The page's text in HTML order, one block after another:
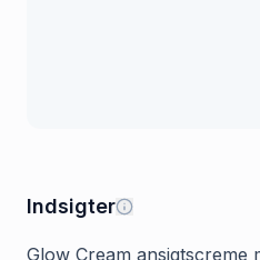
Indsigter
Glow Cream ansigtscreme